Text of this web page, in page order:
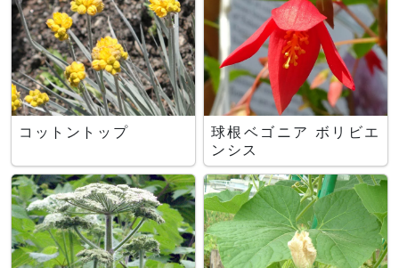
コットントップ
球根ベゴニア ボリビエ
ンシス